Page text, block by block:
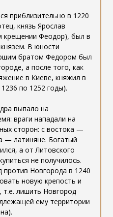
приблизительно в 1220
князь Ярослав
крещении Феодор), был в
В юности
братом Федором был
а после того, как
в Киеве, княжил в
по 1252 годы).
выпало на
враги нападали на
сторон: с востока —
— латиняне. Богатый
а от Литовского
не получилось.
Новгорода в 1240
новую крепость и
т.е. лишить Новгород
ему территории